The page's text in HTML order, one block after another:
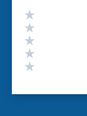
Valutazione